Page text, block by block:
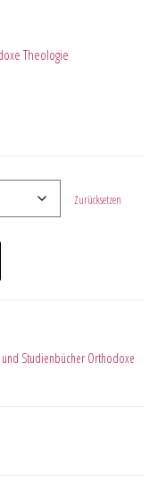
Theologie
Zurücksetzen
und Studienbücher Orthodoxe